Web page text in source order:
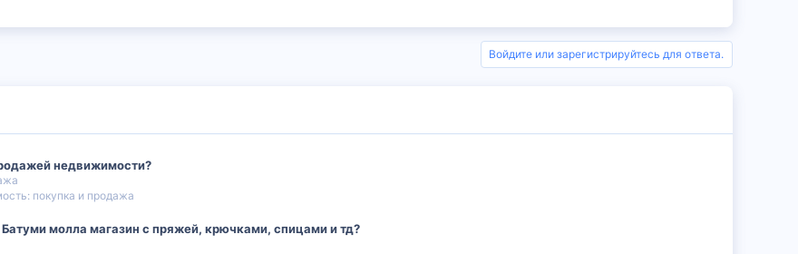
Войдите или зарегистрируйтесь для ответа.
недвижимости?
покупка и продажа
молла магазин с пряжей, крючками, спицами и тд?